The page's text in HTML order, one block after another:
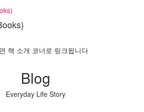
책 소개 코너로 링크됩니다
Blog
Everyday Life Story